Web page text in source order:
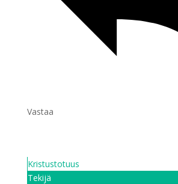
Vastaa
Kristustotuus
Tekijä